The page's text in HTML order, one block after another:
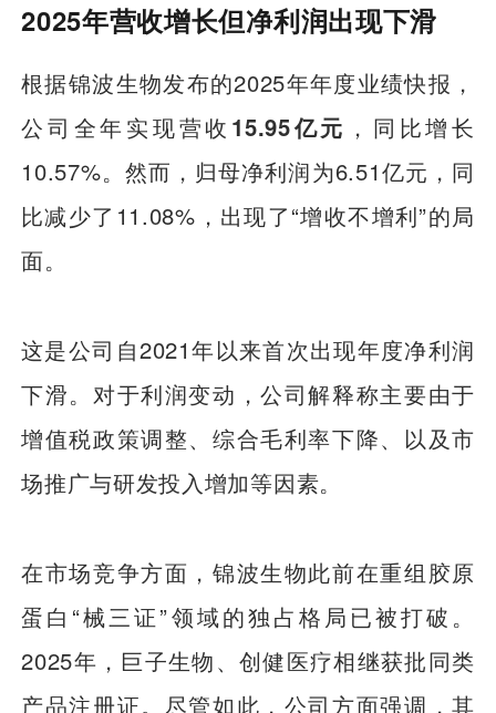
2025年营收增长但净利润出现下滑
根据锦波生物发布的2025年年度业绩快报，
公司全年实现营收 15.95亿元 ，同比增长
10.57%。然而，归母净利润为6.51亿元，同
比减少了11.08%，出现了“增收不增利”的局
面。
这是公司自2021年以来首次出现年度净利润
下滑。对于利润变动，公司解释称主要由于
增值税政策调整、综合毛利率下降、以及市
场推广与研发投入增加等因素。
在市场竞争方面，锦波生物此前在重组胶原
蛋白“械三证”领域的独占格局已被打破。
2025年，巨子生物、创健医疗相继获批同类
产品注册证。尽管如此，公司方面强调，其